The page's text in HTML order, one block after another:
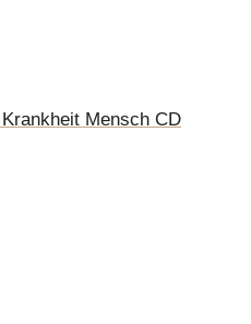
Mensch CD